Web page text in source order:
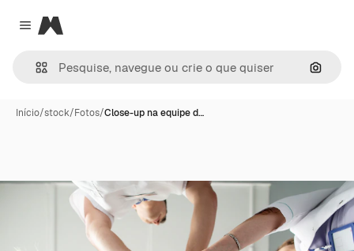
Close menu
Magnific
Início/stock/Fotos/Close-up na equipe d…